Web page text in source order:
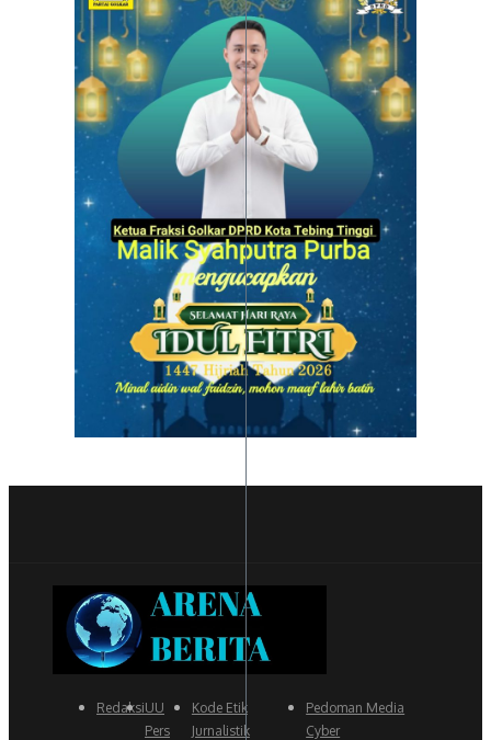
RedaksiUU
Pers
Kode Etik
Jurnalistik
Pedoman Media
Cyber